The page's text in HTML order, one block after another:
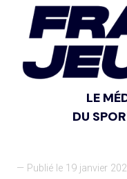
LE
DU
— Publié le 19 janvier